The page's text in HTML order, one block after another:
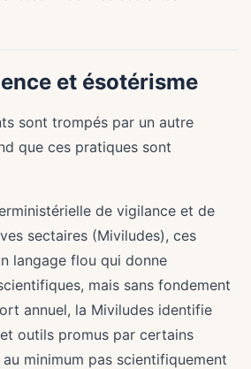
et ésotérisme
sont trompés par un autre
que ces pratiques sont
de vigilance et de
sectaires (Miviludes), ces
langage flou qui donne
mais sans fondement
annuel, la Miviludes identifie
outils promus par certains
minimum pas scientifiquement